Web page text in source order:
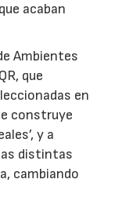
acaban
Ambientes
que
en
construye
y a
distintas
cambiando